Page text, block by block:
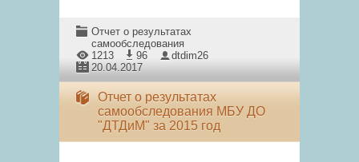
Отчет о результатах
самообследования
1213
96
dtdim26
20.04.2017
Отчет о результатах
самообследования МБУ ДО
"ДТДиМ" за 2015 год